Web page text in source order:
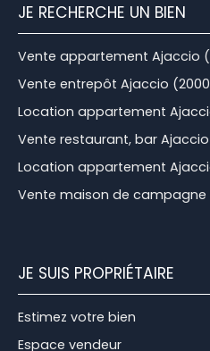
JE RECHERCHE UN BIEN
Vente appartement Ajaccio
Vente entrepôt Ajaccio
Location appartement
Vente restaurant, bar
Location appartement
Vente maison de campagne
JE SUIS PROPRIÉTAIRE
Estimez votre bien
Espace vendeur